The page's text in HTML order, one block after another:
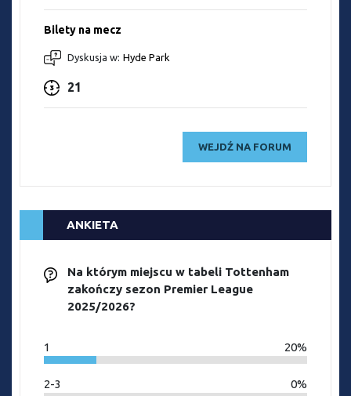
Bilety na mecz
Dyskusja w: Hyde Park
21
WEJDŹ NA FORUM
ANKIETA
Na którym miejscu w tabeli Tottenham
zakończy sezon Premier League
2025/2026?
1 20%
2-3 0%